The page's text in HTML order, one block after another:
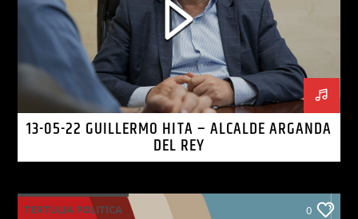
13-05-22 GUILLERMO HITA – ALCALDE ARGANDA
DEL REY
TERTULIA POLITICA 0